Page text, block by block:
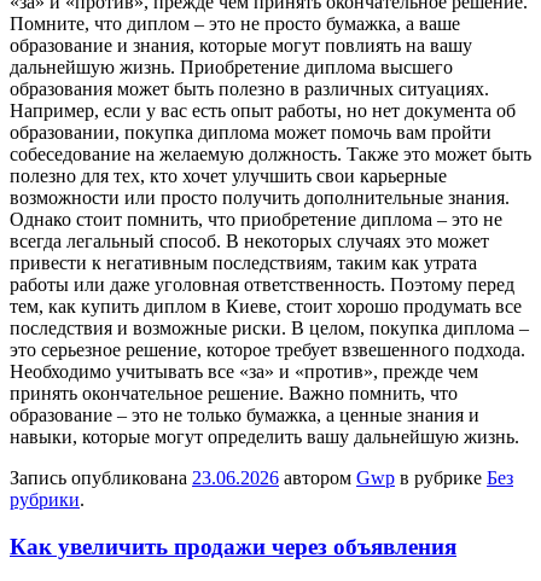
Помните, что диплом – это не просто бумажка, а ваше
образование и знания, которые могут повлиять на вашу
дальнейшую жизнь. Приобретение диплома высшего
образования может быть полезно в различных ситуациях.
Например, если у вас есть опыт работы, но нет документа об
образовании, покупка диплома может помочь вам пройти
собеседование на желаемую должность. Также это может быть
полезно для тех, кто хочет улучшить свои карьерные
возможности или просто получить дополнительные знания.
Однако стоит помнить, что приобретение диплома – это не
всегда легальный способ. В некоторых случаях это может
привести к негативным последствиям, таким как утрата
работы или даже уголовная ответственность. Поэтому перед
тем, как купить диплом в Киеве, стоит хорошо продумать все
последствия и возможные риски. В целом, покупка диплома –
это серьезное решение, которое требует взвешенного подхода.
Необходимо учитывать все «за» и «против», прежде чем
принять окончательное решение. Важно помнить, что
образование – это не только бумажка, а ценные знания и
навыки, которые могут определить вашу дальнейшую жизнь.
Запись опубликована 23.06.2026 автором Gwp в рубрике Без
рубрики.
Как увеличить продажи через объявления